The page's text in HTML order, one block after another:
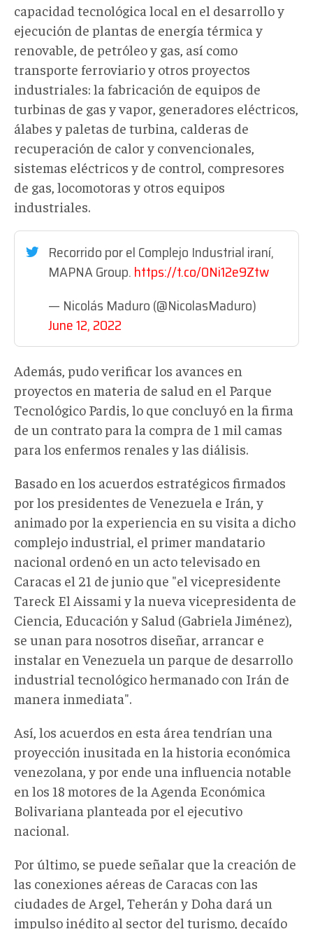
capacidad tecnológica local en el desarrollo y
ejecución de plantas de energía térmica y
renovable, de petróleo y gas, así como
transporte ferroviario y otros proyectos
industriales: la fabricación de equipos de
turbinas de gas y vapor, generadores eléctricos,
álabes y paletas de turbina, calderas de
recuperación de calor y convencionales,
sistemas eléctricos y de control, compresores
de gas, locomotoras y otros equipos
industriales.
Recorrido por el Complejo Industrial iraní,
MAPNA Group.https://t.co/0Ni12e9Ztw
— Nicolás Maduro (@NicolasMaduro)
June 12, 2022
Además, pudo verificar los avances en
proyectos en materia de salud en el Parque
Tecnológico Pardis, lo que concluyó en la firma
de un contrato para la compra de 1 mil camas
para los enfermos renales y las diálisis.
Basado en los acuerdos estratégicos firmados
por los presidentes de Venezuela e Irán, y
animado por la experiencia en su visita a dicho
complejo industrial, el primer mandatario
nacional ordenó en un acto televisado en
Caracas el 21 de junio que "el vicepresidente
Tareck El Aissami y la nueva vicepresidenta de
Ciencia, Educación y Salud (Gabriela Jiménez),
se unan para nosotros diseñar, arrancar e
instalar en Venezuela un parque de desarrollo
industrial tecnológico hermanado con Irán de
manera inmediata".
Así, los acuerdos en esta área tendrían una
proyección inusitada en la historia económica
venezolana, y por ende una influencia notable
en los 18 motores de la Agenda Económica
Bolivariana planteada por el ejecutivo
nacional.
Por último, se puede señalar que la creación de
las conexiones aéreas de Caracas con las
ciudades de Argel, Teherán y Doha dará un
impulso inédito al sector del turismo, decaído